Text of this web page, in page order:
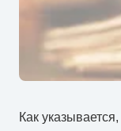
Как